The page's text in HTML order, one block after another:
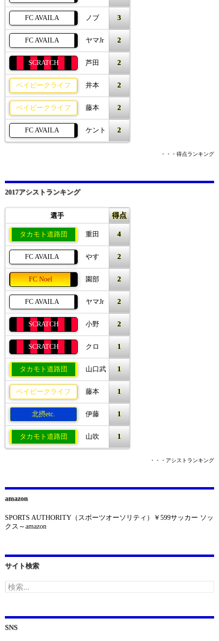
FC AVAILA ノブ 3
FC AVAILA ヤマJr 2
SCRATCH 芦田 2
ベイビークライフ 井本 2
ベイビークライフ 藤本 2
FC AVAILA ケント 2
・・・得点ランキング
2017アシストランキング
選手 得点
タカモト道路団 重田 4
FC AVAILA やす 2
FC Noel 園部 2
FC AVAILA ヤマJr 2
SCRATCH 小野 2
SCRATCH クロ 1
タカモト道路団 山口武 1
ベイビークライフ 藤本 1
北摂etc. 伊藤 1
タカモト道路団 山吹 1
・・・アシストランキング
amazon
SPORTS AUTHORITY（スポーツオーソリティ）￥599サッカー ソッ
クス～amazon
サイト検索
検
索:
SNS